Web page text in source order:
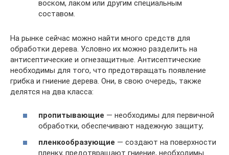
воском, лаком или другим специальным
составом.
На рынке сейчас можно найти много средств для
обработки дерева. Условно их можно разделить на
антисептические и огнезащитные. Антисептические
необходимы для того, что предотвращать появление
грибка и гниение дерева. Они, в свою очередь, также
делятся на два класса:
пропитывающие — необходимы для первичной
обработки, обеспечивают надежную защиту;
пленкообразующие — создают на поверхности
пленку, предотвращают гниение, необходимы